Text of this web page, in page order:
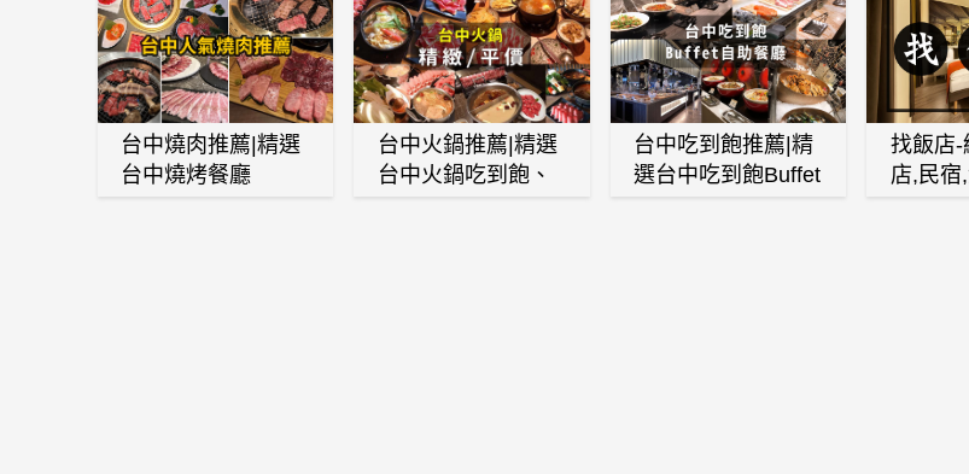
台中燒肉推薦|精選
台中燒烤餐廳
台中火鍋推薦|精選
台中火鍋吃到飽、
台中吃到飽推薦|精
選台中吃到飽Buffet
找飯店-
店,民宿